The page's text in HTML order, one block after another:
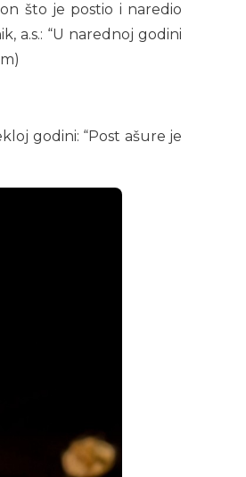
što je postio i naredio
a.s.: “U narednoj godini
godini: “Post ašure je